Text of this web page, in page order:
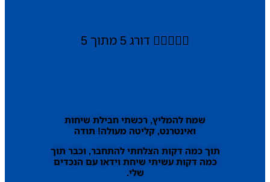
 דורג 5 מתוך 5
שמח להמליץ, רכשתי חבילת שיחות
ואינטרנט, קליטה מעולה! תודה
תוך כמה דקות הצלחתי להתחבר, וכבר תוך
כמה דקות עשיתי שיחת וידאו עם הנכדים
שלי.